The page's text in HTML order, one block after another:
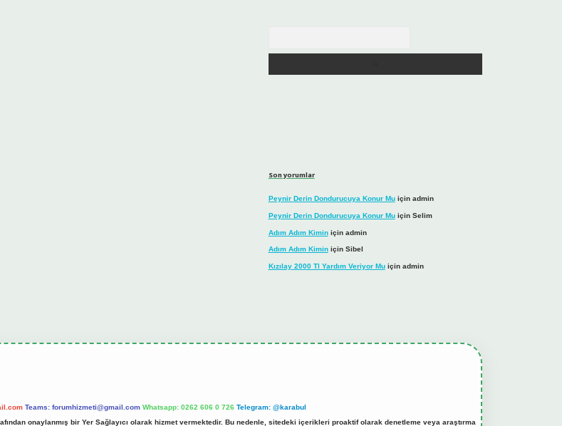
Son yorumlar
Peynir Derin Dondurucuya Konur Muiçin admin
Peynir Derin Dondurucuya Konur Muiçin Selim
Adım Adım Kiminiçin admin
Adım Adım Kiminiçin Sibel
Kızılay 2000 Tl Yardım Veriyor Muiçin admin
Teams: forumhizmeti@gmail.com Whatsapp: 0262 606 0 726 Telegram: @karabul
onaylanmış bir Yer Sağlayıcı olarak hizmet vermektedir. Bu nedenle, sitedeki içerikleri proaktif olarak denetleme veya araştırma